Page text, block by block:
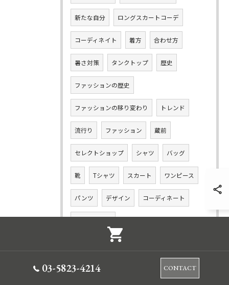
新たな自分 ロングスカートコーデ
コーディネイト 着方 合わせ方
暑さ対策 タンクトップ 歴史
ファッションの歴史
ファッションの移り変わり トレンド
流行り ファッション 蔵前
セレクトショップ シャツ バッグ
靴 Tシャツ スカート ワンピース
パンツ デザイン コーディネート
03-5823-4214 CONTACT